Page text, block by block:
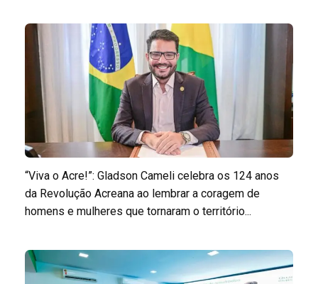
“Viva o Acre!”: Gladson Cameli celebra os 124 anos
da Revolução Acreana ao lembrar a coragem de
homens e mulheres que tornaram o território...